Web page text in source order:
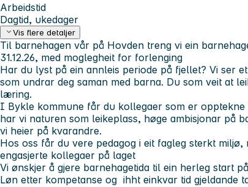
Arbeidstid
Dagtid, ukedager
Vis flere detaljer
Til barnehagen vår på Hovden treng vi ein
31.12.26, med moglegheit for forlenging
Har du lyst på ein annleis periode på fjellet? Vi ser
som undrar deg saman med barna. Du som veit at
læring.
I Bykle kommune får du kollegaer som er
har vi naturen som leikeplass, høge ambisjonar på
vi heier på kvarandre.
Hos oss får du vere pedagog i eit fagleg sterkt
engasjerte kollegaer på laget
Vi ønskjer å gjere barnehagetida til ein herleg start
Løn etter kompetanse og ihht einkvar tid gjeldande